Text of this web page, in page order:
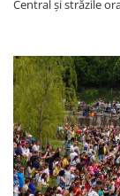
Central și străzile